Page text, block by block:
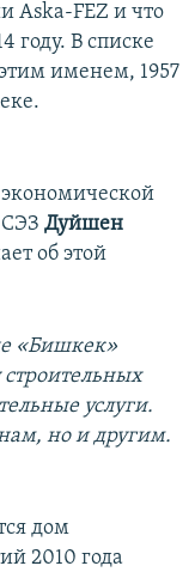
Aska-FEZ и что
году. В списке
именем, 1957
экономической
Дуйшен
об этой
«Бишкек»
услуги.
но и другим.
дом
2010 года